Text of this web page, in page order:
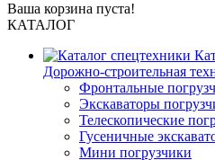
Ваша корзина пуста!
КАТАЛОГ
Дорожно-строительная
Фронтальные
Экскаваторы
Телескопические
Гусеничные
Мини погрузчики